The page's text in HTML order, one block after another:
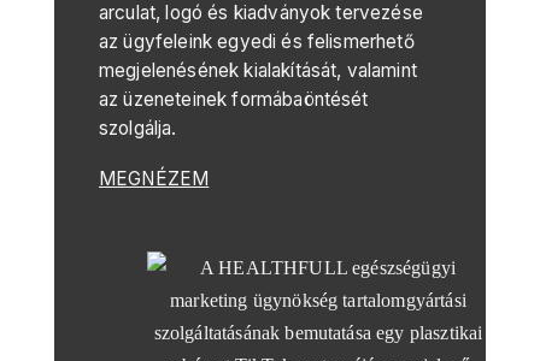
arculat, logó és kiadványok tervezése
az ügyfeleink egyedi és felismerhető
megjelenésének kialakítását, valamint
az üzeneteinek formábaöntését
szolgálja.
MEGNÉZEM